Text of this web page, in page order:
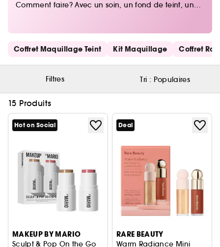
Comment faire? Avec un soin, un fond de teint, un
teint vous permettent de découvrir de nouveaux
produits, de tester des routines et de vous faire
plaisir!
Ignorer les liens rapides
Coffret Maquillage Teint Kit Maquillage Coffret
Filtres Tri : Populaires
15 Produits
Hot on Social
MAKEUP BY MARIO
Sculpt & Pop On the Go
Deal
RARE BEAUTY
Warm Radiance Mini